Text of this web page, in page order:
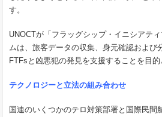
す。
UNOCTが「フラッグシップ・イニシアテ
ムは、旅客データの収集、身元確認および
FTFsと凶悪犯の発見を支援することを目的
テクノロジーと立法の組み合わせ
国連のいくつかのテロ対策部署と国際民間